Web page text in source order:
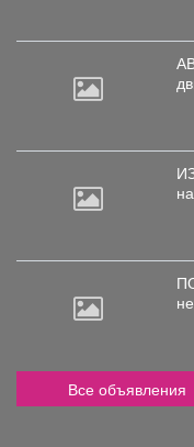
на
Все объявления